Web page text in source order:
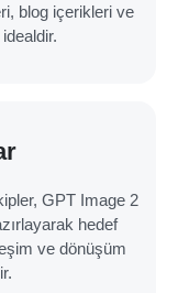
blog içerikleri ve
GPT Image 2
hedef
ve dönüşüm